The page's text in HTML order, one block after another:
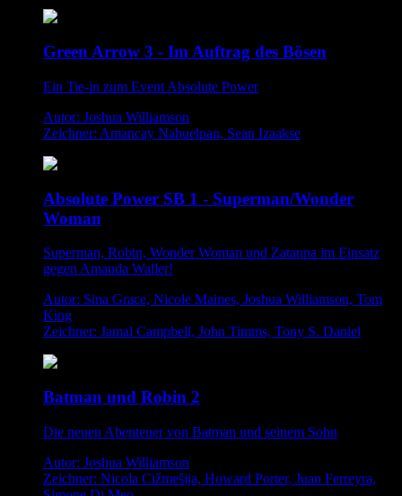
Green Arrow 3 - Im Auftrag des Bösen
Ein Tie-in zum Event Absolute Power
Autor: Joshua Williamson
Zeichner: Amancay Nahuelpan, Sean Izaakse
Absolute Power SB 1 - Superman/Wonder
Woman
Superman, Robin, Wonder Woman und Zatanna im Einsatz
gegen Amanda Waller!
Autor: Sina Grace, Nicole Maines, Joshua Williamson, Tom
King
Zeichner: Jamal Campbell, John Timms, Tony S. Daniel
Batman und Robin 2
Die neuen Abenteuer von Batman und seinem Sohn
Autor: Joshua Williamson
Zeichner: Nicola Cižmešija, Howard Porter, Juan Ferreyra,